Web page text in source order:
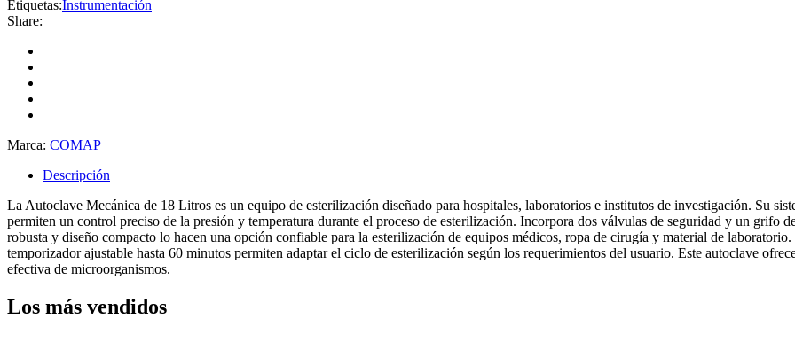
Etiquetas:Instrumentación
Share:
Marca: COMAP
Descripción
La Autoclave Mecánica de 18 Litros es un equipo de esterilización diseñado para hospitales, laboratorios e institutos de investigación. Su
permiten un control preciso de la presión y temperatura durante el proceso de esterilización. Incorpora dos válvulas de seguridad y un grifo
robusta y diseño compacto lo hacen una opción confiable para la esterilización de equipos médicos, ropa de cirugía y material de
temporizador ajustable hasta 60 minutos permiten adaptar el ciclo de esterilización según los requerimientos del usuario. Este autoclave
efectiva de microorganismos.
Los más vendidos